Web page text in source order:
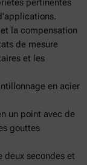
pertinentes
la compensation
de mesure
et les
en acier
un point avec de
gouttes
deux secondes et